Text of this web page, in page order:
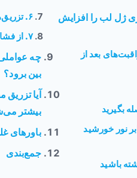
ژل لب را افزایش
بعد از
نور خورشید
۶. تزریق‌های ترمیمی را به‌موقع انجام دهید
۷. از فشار مداوم به لب‌ها خودداری کنید
چه
بین برود؟
آیا
بیشتر
باورهای
جمع‌بندی